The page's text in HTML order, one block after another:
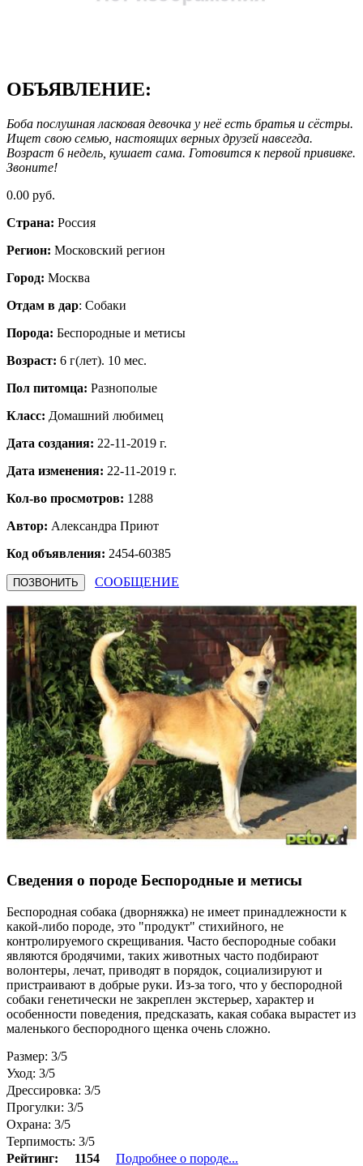
ОБЪЯВЛЕНИЕ:
Боба послушная ласковая девочка у неё есть братья и сёстры.
Ищет свою семью, настоящих верных друзей навсегда.
Возраст 6 недель, кушает сама. Готовится к первой прививке.
Звоните!
0.00 руб.
Страна: Россия
Регион: Московский регион
Город: Москва
Отдам в дар: Собаки
Порода: Бeспородные и метисы
Возраст: 6 г(лет). 10 мес.
Пол питомца: Разнополые
Класс: Домашний любимец
Дата создания: 22-11-2019 г.
Дата изменения: 22-11-2019 г.
Кол-во просмотров: 1288
Автор: Александра Приют
Код объявления: 2454-60385
ПОЗВОНИТЬ СООБЩЕНИЕ
Сведения о породе Бeспородные и метисы
Беспородная собака (дворняжка) не имеет принадлежности к
какой-либо породе, это "продукт" стихийного, не
контролируемого скрещивания. Часто беспородные собаки
являются бродячими, таких животных часто подбирают
волонтеры, лечат, приводят в порядок, социализируют и
пристраивают в добрые руки. Из-за того, что у беспородной
собаки генетически не закреплен экстерьер, характер и
особенности поведения, предсказать, какая собака вырастет из
маленького беспородного щенка очень сложно.
Размер: 3/5
Уход: 3/5
Дрессировка: 3/5
Прогулки: 3/5
Охрана: 3/5
Терпимость: 3/5
Рейтинг:
1154 Подробнее о породе...